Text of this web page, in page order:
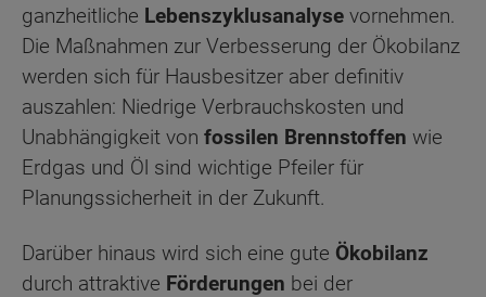
ganzheitliche Lebenszyklusanalyse vornehmen.
Die Maßnahmen zur Verbesserung der Ökobilanz
werden sich für Hausbesitzer aber definitiv
auszahlen: Niedrige Verbrauchskosten und
Unabhängigkeit von fossilen Brennstoffen wie
Erdgas und Öl sind wichtige Pfeiler für
Planungssicherheit in der Zukunft.
Darüber hinaus wird sich eine gute Ökobilanz
durch attraktive Förderungen bei der